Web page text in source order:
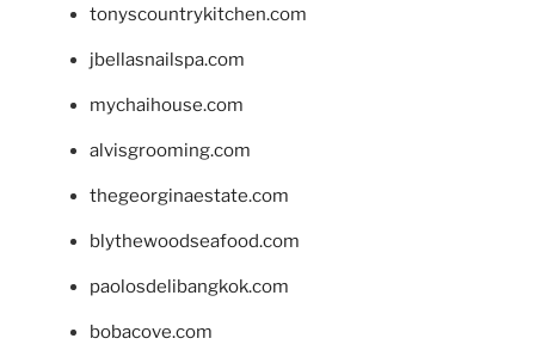
tonyscountrykitchen.com
jbellasnailspa.com
mychaihouse.com
alvisgrooming.com
thegeorginaestate.com
blythewoodseafood.com
paolosdelibangkok.com
bobacove.com